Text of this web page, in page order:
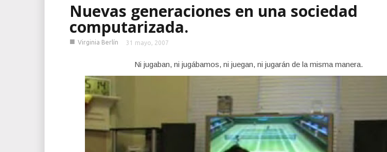
Nuevas generaciones en una sociedad
computarizada.
■ Virginia Berlín 31 mayo, 2007
Ni jugaban, ni jugábamos, ni juegan, ni jugarán de la misma manera.